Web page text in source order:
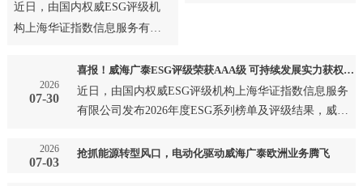
近日，由国内权威ESG评级机
构上海华证指数信息服务有限
单及评级结果，威海广泰成
功…
2026
07-30
喜报！威海广泰ESG评级荣获AAA级 可持续发展实力获权威认可
近日，由国内权威ESG评级机构上海华证指数信息服务
有限公司发布2026年度ESG系列榜单及评级结果，威海
2026
07-03
抢抓能源转型风口，电动化驱动威海广泰欧洲业务腾飞